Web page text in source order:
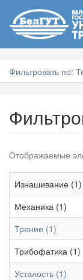
Фильтровать по:
Отображаемые
Изнашивание (1)
Механика (1)
Трение (1)
Трибофатика (1)
Усталость (1)